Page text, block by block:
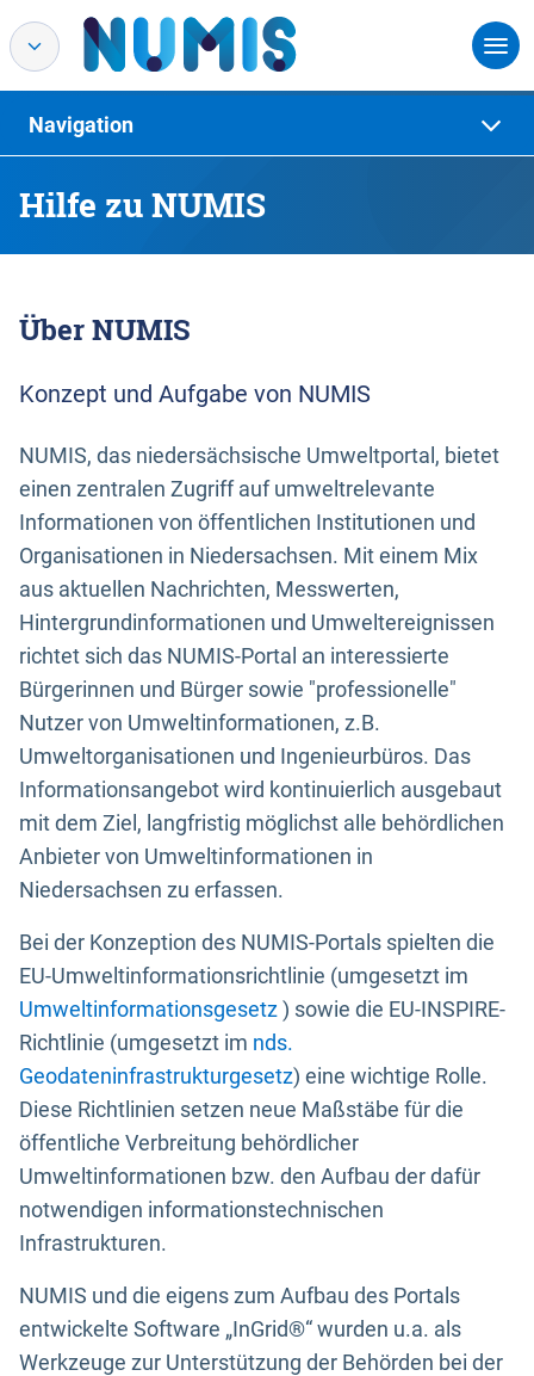
Hilfe zu NUMIS
Navigation
Über NUMIS
Konzept und Aufgabe von NUMIS
NUMIS, das niedersächsische Umweltportal, bietet
einen zentralen Zugriff auf umweltrelevante
Informationen von öffentlichen Institutionen und
Organisationen in Niedersachsen. Mit einem Mix
aus aktuellen Nachrichten, Messwerten,
Hintergrundinformationen und Umweltereignissen
richtet sich das NUMIS-Portal an interessierte
Bürgerinnen und Bürger sowie "professionelle"
Nutzer von Umweltinformationen, z.B.
Umweltorganisationen und Ingenieurbüros. Das
Informationsangebot wird kontinuierlich ausgebaut
mit dem Ziel, langfristig möglichst alle behördlichen
Anbieter von Umweltinformationen in
Niedersachsen zu erfassen.
Bei der Konzeption des NUMIS-Portals spielten die
EU-Umweltinformationsrichtlinie (umgesetzt im
Umweltinformationsgesetz) sowie die EU-INSPIRE-
Richtlinie (umgesetzt im nds.
Geodateninfrastrukturgesetz) eine wichtige Rolle.
Diese Richtlinien setzen neue Maßstäbe für die
öffentliche Verbreitung behördlicher
Umweltinformationen bzw. den Aufbau der dafür
notwendigen informationstechnischen
Infrastrukturen.
NUMIS und die eigens zum Aufbau des Portals
entwickelte Software „InGrid®“ wurden u.a. als
Werkzeuge zur Unterstützung der Behörden bei der